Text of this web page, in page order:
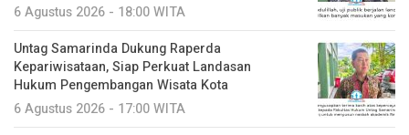
6 Agustus 2026 - 18:00 WITA
Untag Samarinda Dukung Raperda
Kepariwisataan, Siap Perkuat Landasan
Hukum Pengembangan Wisata Kota
6 Agustus 2026 - 17:00 WITA